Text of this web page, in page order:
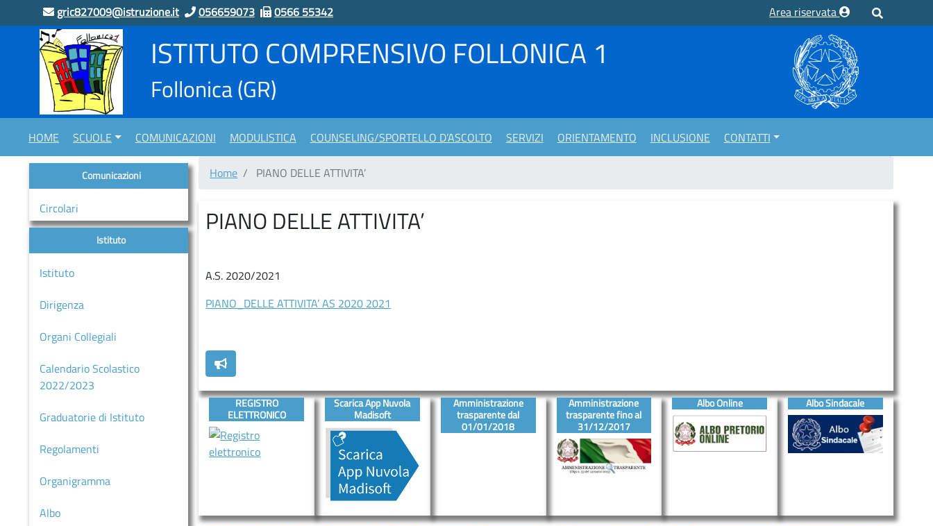
gric827009@istruzione.it 056659073 0566 55342 Area riservata
ISTITUTO COMPRENSIVO FOLLONICA 1
Follonica(GR)
HOME SCUOLE COMUNICAZIONI MODULISTICA COUNSELING/SPORTELLO D’ASCOLTO SERVIZI ORIENTAMENTO INCLUSIONE CONTATTI
home
Scuole
“LUCA
Indirizzo
Musicale
“CAMPI
Scuola
Infanzia
VIA
SCUOLA
PRIMARIA
CIMAROSA
PRIMARIA
CALVINO
SCUOLA
Comunicazioni
Circolari
Istituto
Istituto
Dirigenza
Organi Collegiali
Calendario Scolastico
2022/2023
Graduatorie di Istituto
Regolamenti
Organigramma
Albo
Home PIANO DELLE ATTIVITA’
PIANO DELLE ATTIVITA’
A.S. 2020/2021
PIANO_DELLE ATTIVITA’ AS 2020 2021
REGISTRO
ELETTRONICO
Scarica App Nuvola
Madisoft
Amministrazione
trasparente dal
01/01/2018
Amministrazione
trasparente fino al
31/12/2017
Albo Online Albo Sindacale